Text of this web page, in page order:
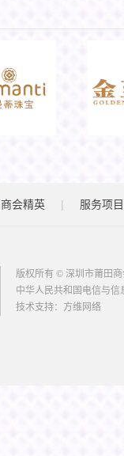
商会精英 | 服务项目
版权所有 © 深圳市莆田商
中华人民共和国电信与
技术支持： 方维网络